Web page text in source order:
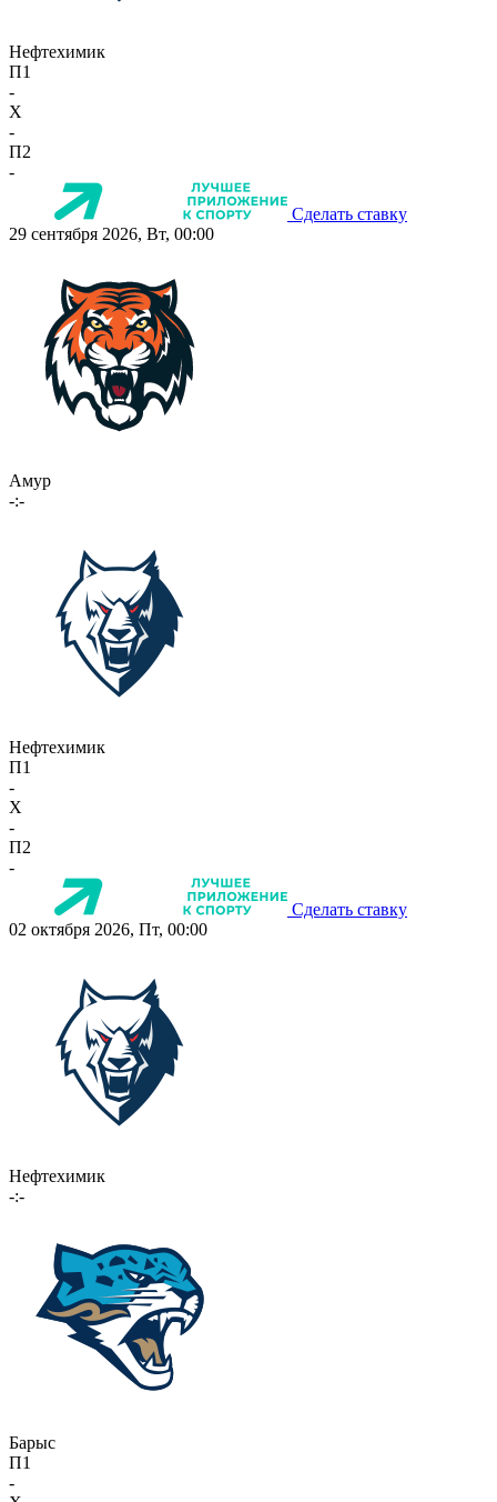
Нефтехимик
П1
-
X
-
П2
-
Сделать ставку
29 сентября 2026, Вт, 00:00
Амур
-:-
Нефтехимик
П1
-
X
-
П2
-
Сделать ставку
02 октября 2026, Пт, 00:00
Нефтехимик
-:-
Барыс
П1
-